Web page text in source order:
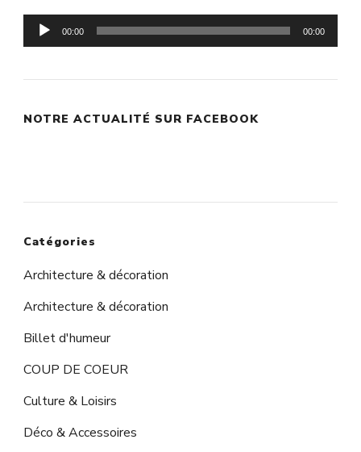
Lecteur
audio
00:00 00:00
NOTRE ACTUALITÉ SUR FACEBOOK
Catégories
Architecture & décoration
Architecture & décoration
Billet d'humeur
COUP DE COEUR
Culture & Loisirs
Déco & Accessoires